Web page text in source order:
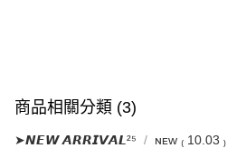
商品相關分類 (3)
➤𝙉𝙀𝙒 𝘼𝙍𝙍𝙄𝙑𝘼𝙇²⁵ ɴᴇᴡ ₍ 10.03 ₎